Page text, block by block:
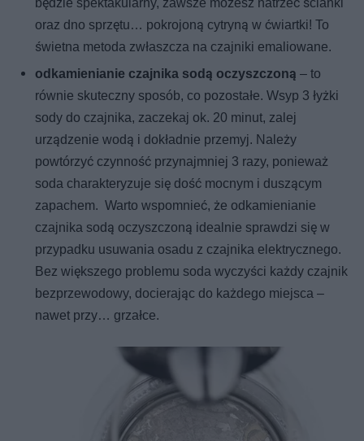
oraz dno sprzętu… pokrojoną cytryną w ćwiartki! To
świetna metoda zwłaszcza na czajniki emaliowane.
odkamienianie czajnika sodą oczyszczoną – to
równie skuteczny sposób, co pozostałe. Wsyp 3 łyżki
sody do czajnika, zaczekaj ok. 20 minut, zalej
urządzenie wodą i dokładnie przemyj. Należy
powtórzyć czynność przynajmniej 3 razy, ponieważ
soda charakteryzuje się dość mocnym i duszącym
zapachem. Warto wspomnieć, że odkamienianie
czajnika sodą oczyszczoną idealnie sprawdzi się w
przypadku usuwania osadu z czajnika elektrycznego.
Bez większego problemu soda wyczyści każdy czajnik
bezprzewodowy, docierając do każdego miejsca –
nawet przy… grzałce.